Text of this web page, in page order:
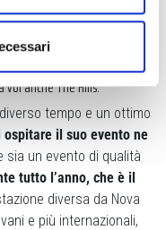
persone, in cui diamo la
voi anche The Hills.
tempo e un ottimo
il suo evento ne
sia un evento di qualità
tutto l’anno, che è il
diversa da Nova
e più internazionali,